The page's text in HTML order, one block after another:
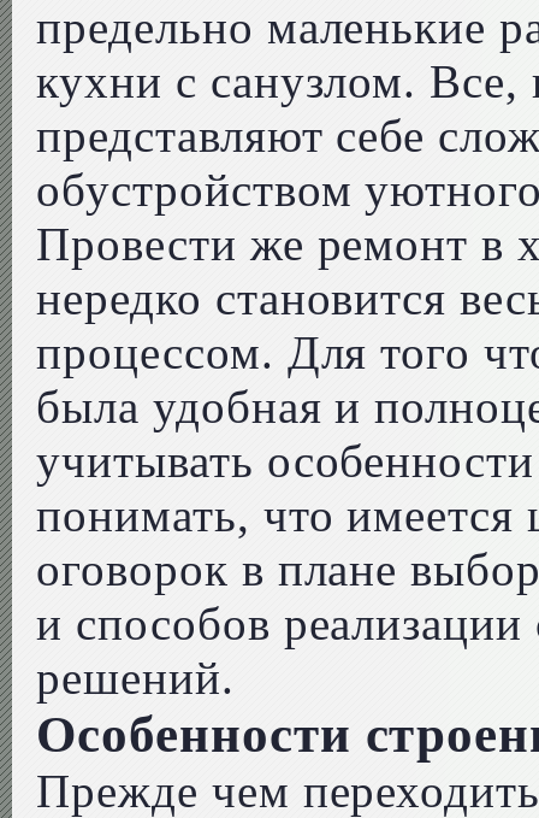
предельно маленькие
кухни с санузлом.
представляют себе
обустройством
Провести же ремонт в
нередко становится
процессом. Для того
была удобная и
учитывать
понимать, что
оговорок в плане
и способов
решений.
Особенности
Прежде чем